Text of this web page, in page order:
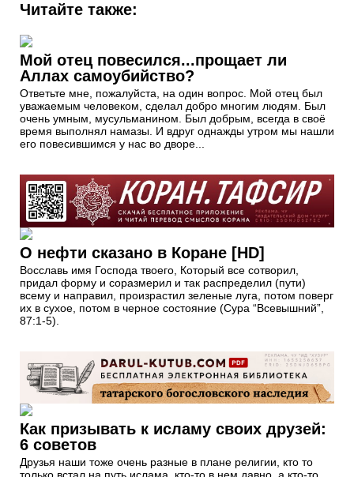
Читайте также:
Мой отец повесился...прощает ли
Аллах самоубийство?
Ответьте мне, пожалуйста, на один вопрос. Мой отец был
уважаемым человеком, сделал добро многим людям. Был
очень умным, мусульманином. Был добрым, всегда в своё
время выполнял намазы. И вдруг однажды утром мы нашли
его повесившимся у нас во дворе...
О нефти сказано в Коране [HD]
Восславь имя Господа твоего, Который все сотворил,
придал форму и соразмерил и так распределил (пути)
всему и направил, произрастил зеленые луга, потом поверг
их в сухое, потом в черное состояние (Сура “Всевышний”,
87:1-5).
Как призывать к исламу своих друзей:
6 советов
Друзья наши тоже очень разные в плане религии, кто то